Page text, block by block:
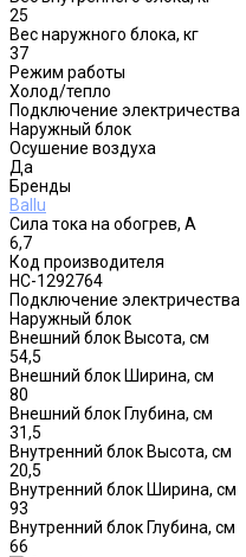
25
Вес наружного блока, кг
37
Режим работы
Холод/тепло
Подключение электричества
Наружный блок
Осушение воздуха
Да
Бренды
Ballu
Сила тока на обогрев, А
6,7
Код производителя
НС-1292764
Подключение электричества
Наружный блок
Внешний блок Высота, см
54,5
Внешний блок Ширина, см
80
Внешний блок Глубина, см
31,5
Внутренний блок Высота, см
20,5
Внутренний блок Ширина, см
93
Внутренний блок Глубина, см
66